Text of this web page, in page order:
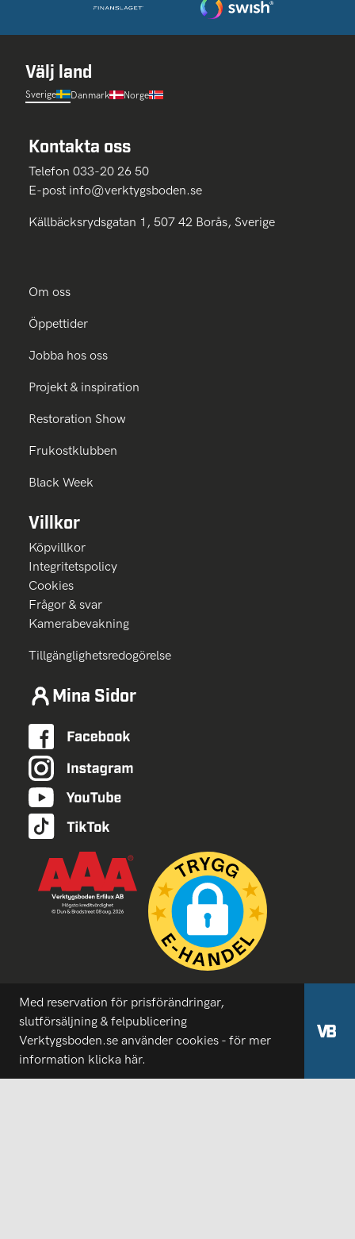
Välj land
Sverige Danmark Norge
Kontakta oss
Telefon 033-20 26 50
E-post info@verktygsboden.se
Källbäcksrydsgatan 1, 507 42 Borås, Sverige
Om oss
Öppettider
Jobba hos oss
Projekt & inspiration
Restoration Show
Frukostklubben
Black Week
Villkor
Köpvillkor
Integritetspolicy
Cookies
Frågor & svar
Kamerabevakning
Tillgänglighetsredogörelse
Mina Sidor
Med reservation för prisförändringar,
slutförsäljning & felpublicering
Verktygsboden.se använder cookies - för mer
information klicka här.